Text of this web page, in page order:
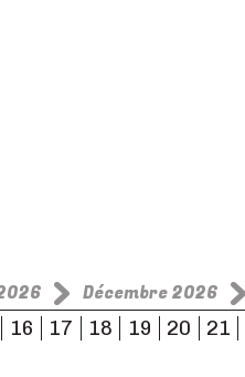
Décembre 2026
16 17 18 19 20 21